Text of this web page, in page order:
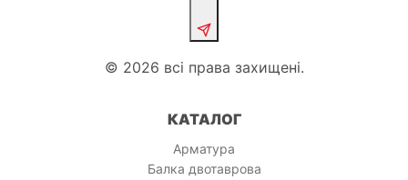
© 2026 всі права захищені.
КАТАЛОГ
Арматура
Балка двотаврова